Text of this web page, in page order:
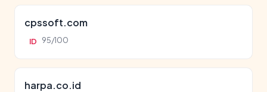
cpssoft.com
ID 95/100
harpa.co.id